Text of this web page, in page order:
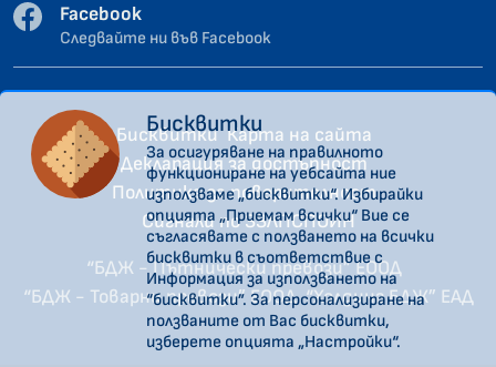
Facebook
Следвайте ни във Facebook
Бисквитки Карта на сайта
Декларация за достъпност
Политика за поверителност
Сигнали по ЗЗЛПСПОИН
“БДЖ - Пътнически превози” ЕООД
“БДЖ - Товарни превози” ЕООД “Холдинг БДЖ” ЕАД
Бисквитки
За осигуряване на правилното
функциониране на уебсайта ние
използваме „бисквитки“. Избирайки
опцията „Приемам всички“ Вие се
съгласявате с ползването на всички
бисквитки в съответствие с
Информация за използването на
“бисквитки”. За персонализиране на
ползваните от Вас бисквитки,
изберете опцията „Настройки“.